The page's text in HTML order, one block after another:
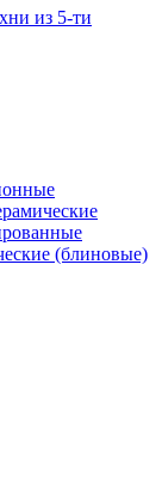
из 5-ти
(блиновые)